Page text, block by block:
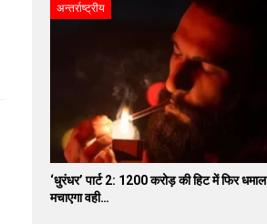
अन्तर्राष्ट्रीय
‘धुरंधर’ पार्ट 2: 1200 करोड़ की हिट में फिर धमाल
मचाएगा वही…